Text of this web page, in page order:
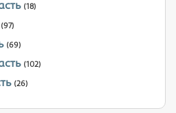
(18)
(97)
(69)
(102)
(26)